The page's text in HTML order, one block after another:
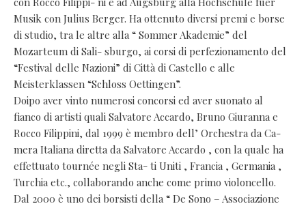
Musik con Julius Berger. Ha ottenuto diversi premi e borse
di studio, tra le altre alla “ Sommer Akademie” del
Mozarteum di Sali- sburgo, ai corsi di perfezionamento del
“Festival delle Nazioni” di Città di Castello e alle
Meisterklassen “Schloss Oettingen”.
Doipo aver vinto numerosi concorsi ed aver suonato al
fianco di artisti quali Salvatore Accardo, Bruno Giuranna e
Rocco Filippini, dal 1999 è membro dell’ Orchestra da Ca-
mera Italiana diretta da Salvatore Accardo , con la quale ha
effettuato tournée negli Sta- ti Uniti , Francia , Germania ,
Turchia etc., collaborando anche come primo violoncello.
Dal 2000 è uno dei borsisti della “ De Sono – Associazione